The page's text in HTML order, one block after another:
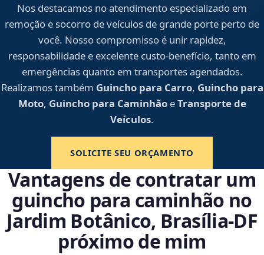
Nos destacamos no atendimento especializado em
remoção e socorro de veículos de grande porte perto de
você. Nosso compromisso é unir rapidez,
responsabilidade e excelente custo-benefício, tanto em
emergências quanto em transportes agendados.
Realizamos também Guincho para Carro, Guincho para
Moto, Guincho para CaminhãoeTransporte de
Veículos.
SOLICITE SEU ORÇAMENTO
Vantagens de contratar um
guincho para caminhão no
Jardim Botânico, Brasília‑DF
próximo de mim